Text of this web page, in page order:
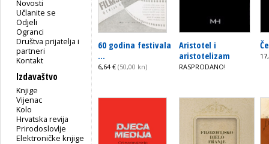
Novosti
Učlanite se
Odjeli
Ogranci
Društva prijatelja i
partneri
Kontakt
Izdavaštvo
Knjige
Vijenac
Kolo
Hrvatska revija
Prirodoslovlje
Elektroničke knjige
60 godina festivala
...
6,64 € (50,00 kn)
Aristotel i
aristotelizam
RASPRODANO!